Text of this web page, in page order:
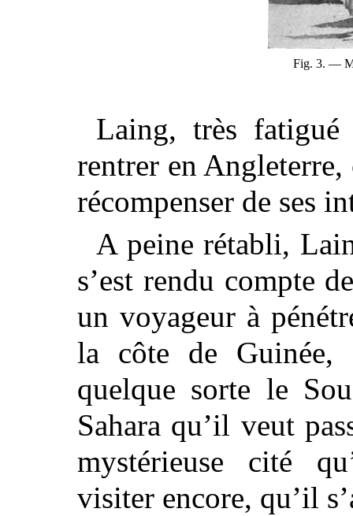
Fig. 3. —
Laing, très
rentrer en
récompenser de ses
A peine rétabli,
s’est rendu compte
un voyageur à
la côte de
quelque sorte le
Sahara qu’il veut
mystérieuse cité
visiter encore, qu’il